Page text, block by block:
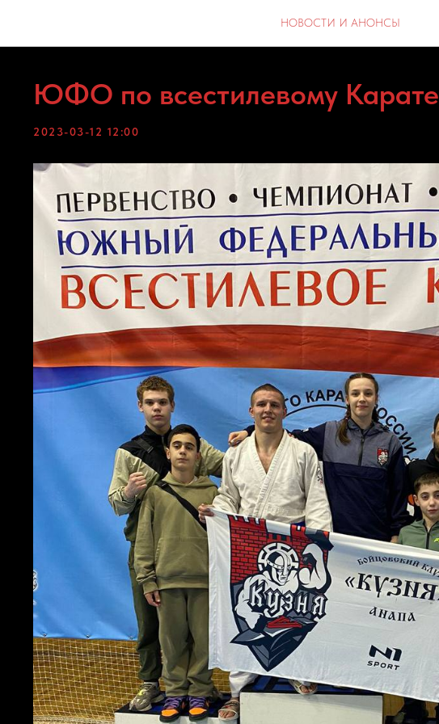
НОВОСТИ И АНОНСЫ
ЮФО по всестилевому Карате
2023-03-12 12:00